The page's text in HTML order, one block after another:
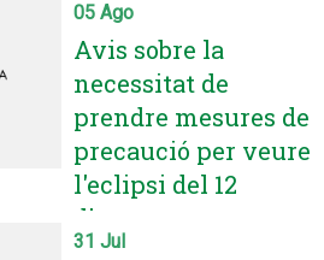
05 Ago
Avis sobre la
necessitat de
prendre mesures de
precaució per veure
l'eclipsi del 12
d'agost
31 Jul